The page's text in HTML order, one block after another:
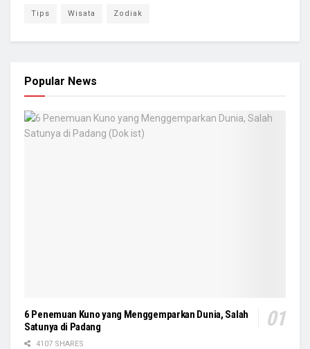
Tips Wisata Zodiak
Popular News
6 Penemuan Kuno yang Menggemparkan Dunia, Salah
Satunya di Padang
4107 SHARES